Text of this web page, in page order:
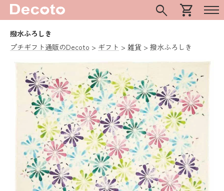
search shopping_cart
撥水ふろしき
プチギフト通販のDecoto
ギフト 雑貨 撥水ふろしき